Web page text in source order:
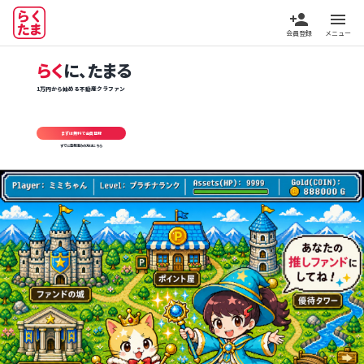
person_add
会員登録
menu
メニュー
らくに、たまる
1万円から始める不動産クラファン
まずは無料で会員登録
すでに登録済みの方はこちら